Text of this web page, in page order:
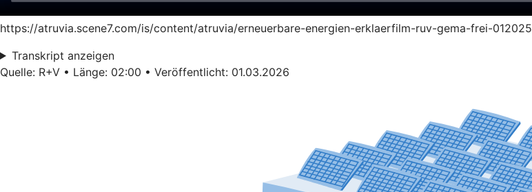
https://atruvia.scene7.com/is/content/atruvia/erneuerbare-energien-erklaerfilm-ruv-gema-frei-012025
Transkript anzeigen
Quelle: R+V • Länge: 02:00 • Veröffentlicht: 01.03.2026